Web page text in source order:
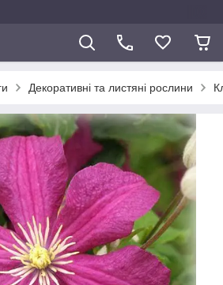
Декоративні та листяні рослини